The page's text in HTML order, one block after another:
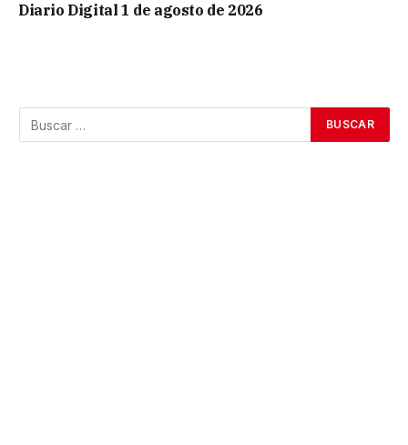
Diario Digital 1 de agosto de 2026